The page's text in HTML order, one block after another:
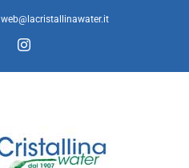
web@lacristallinawater.it
FacebookInstagram